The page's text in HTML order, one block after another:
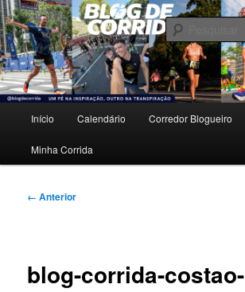
Pular
para
o
conteúdo
principalBlog de Corrida
Um pé na inspiração, outro na transpiração.
principal
Início Calendário Corredor Blogueiro
Minha Corrida
Navegação
← Anterior
blog-corrida-costao-